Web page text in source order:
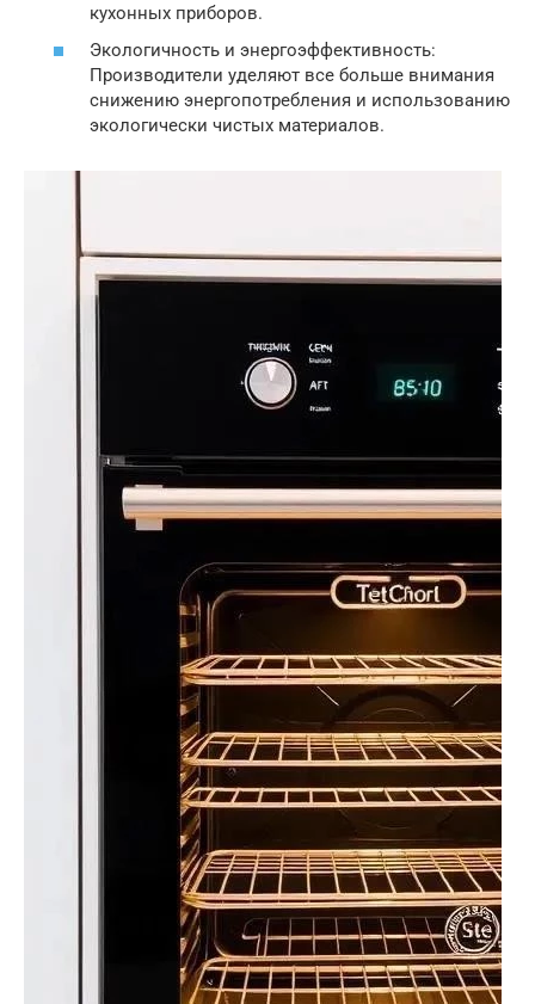
кухонных приборов.
Экологичность и энергоэффективность:
Производители уделяют все больше внимания
снижению энергопотребления и использованию
экологически чистых материалов.